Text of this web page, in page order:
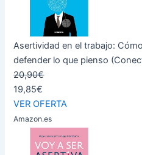
Asertividad en el trabajo:
defender lo que pienso
20,90€
19,85€
VER OFERTA
Amazon.es